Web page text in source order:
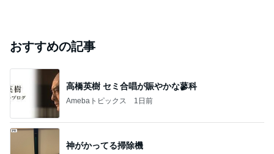
おすすめの記事
高橋英樹 セミ合唱が賑やかな蓼科
Amebaトピックス 1日前
神がかってる掃除機